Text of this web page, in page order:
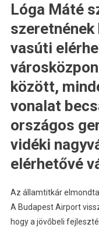
Lóga Máté
vasúti
között,
vonalat
országos
vidéki
elérhetővé
Az államtitkár
A Budapest Airport
hogy a jövőbeli